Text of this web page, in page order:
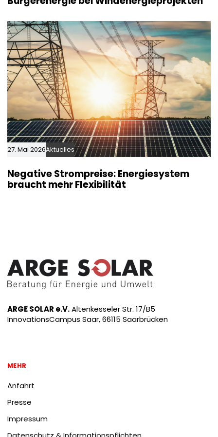
27. Mai 2026Aktuelles
Negative Strompreise: Energiesystem
braucht mehr Flexibilität
ARGE SOLAR e.V.Altenkesseler Str. 17/B5
InnovationsCampus Saar, 66115 Saarbrücken
MEHR
Anfahrt
Presse
Impressum